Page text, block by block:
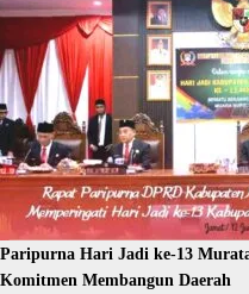
Paripurna Hari Jadi ke-13
Komitmen Membangun Daerah